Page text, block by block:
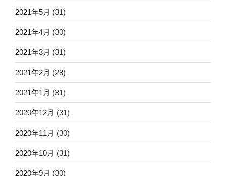
2021年5月 (31)
2021年4月 (30)
2021年3月 (31)
2021年2月 (28)
2021年1月 (31)
2020年12月 (31)
2020年11月 (30)
2020年10月 (31)
2020年9月 (30)